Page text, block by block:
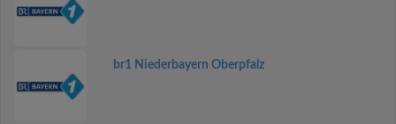
br1 Niederbayern Oberpfalz